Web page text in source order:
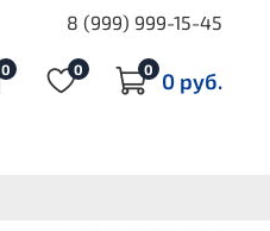
8 (999) 999-15-45
0 0 0 0 руб.